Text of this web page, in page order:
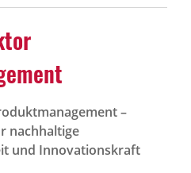
–
nachhaltige
und Innovationskraft